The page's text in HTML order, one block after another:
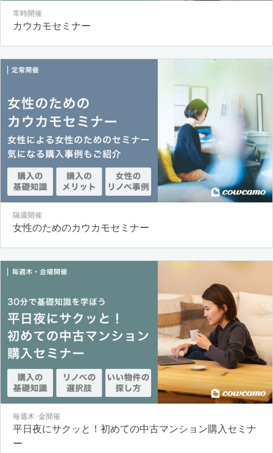
常時開催
カウカモセミナー
隔週開催
女性のためのカウカモセミナー
毎週木･金開催
平日夜にサクッと！初めての中古マンション購入セミナ
ー